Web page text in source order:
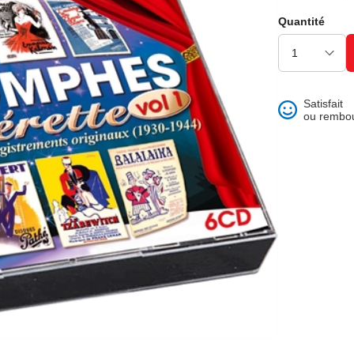
et best of
Quantité
Satisfait
ou